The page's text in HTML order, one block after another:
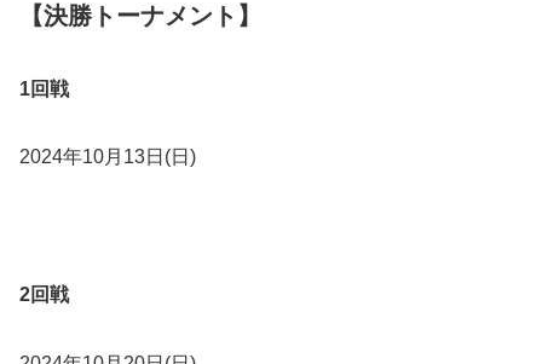
【決勝トーナメント】
1回戦
2024年10月13日(日)
2回戦